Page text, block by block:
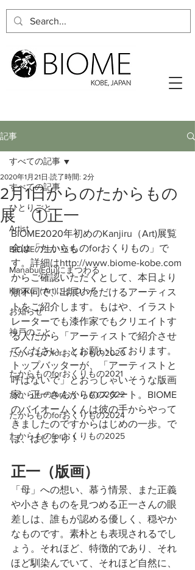
記事
すべての記事
ひとりごと
Artist
BIOMEの生い立ち
Manabu(Edu)にまつわる
Kanjiru（Art)にまつわる
お知らせ
神戸のこと
たからものforおくりもの2020
たからものforおくりもの2021
たからものforおくりもの2022
たからものforおくりもの2024
たからものforおくりもの2025
すべての記事
2月1日からのたからもの
展 ①正一
2020年1月21日 読了時間: 2分
BIOME2020年初めのKanjiru（Art)展覧
会は「たからものforおくりもの」で
す。詳細はhttp://www.biome-kobe.com
からご確認いただくとして、本日より
順不同で、出展いただけるアーティス
トをご紹介します。もはや、イラスト
レーターでも漆作家でもクリエイトす
る人だから「アーティストで紹介させ
てください」とお願いしております。
トップバッターが、「アーティストと
呼ばないで」とおっしゃいそうな版画
家、正一さんからのスタート。BIOME
のバイオームくんは彼の手からやって
きましたのですからはじめの一歩。で
は、はじまり！
正一（版画）
「母」への想い、慕う情景、また正義
や小さきものを見つめる正一さんの眼
差しは、誰もが認める優しく、穏やか
なものです。素朴とも表現されるでし
ょう。それほど、特徴的であり、それ
ほど馴染んでいて、それほど自然に、